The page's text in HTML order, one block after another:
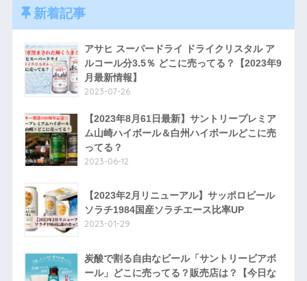
新着記事
アサヒ スーパードライ ドライクリスタル ア
ルコール分3.5％ どこに売ってる？【2023年9
月最新情報】
2023-07-26
【2023年8月61日最新】サントリープレミア
ム山崎ハイボール＆白州ハイボールどこに売
ってる？
2023-06-12
【2023年2月リニューアル】サッポロビール
ソラチ1984国産ソラチエース比率UP
2023-01-29
炭酸で割る自由なビール「サントリービアボ
ール」どこに売ってる？販売店は？【今日な